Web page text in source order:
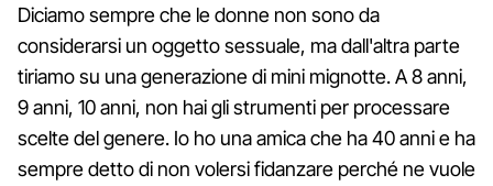
Diciamo sempre che le donne non sono da
considerarsi un oggetto sessuale, ma dall'altra parte
tiriamo su una generazione di mini mignotte. A 8 anni,
9 anni, 10 anni, non hai gli strumenti per processare
scelte del genere. Io ho una amica che ha 40 anni e ha
sempre detto di non volersi fidanzare perché ne vuole